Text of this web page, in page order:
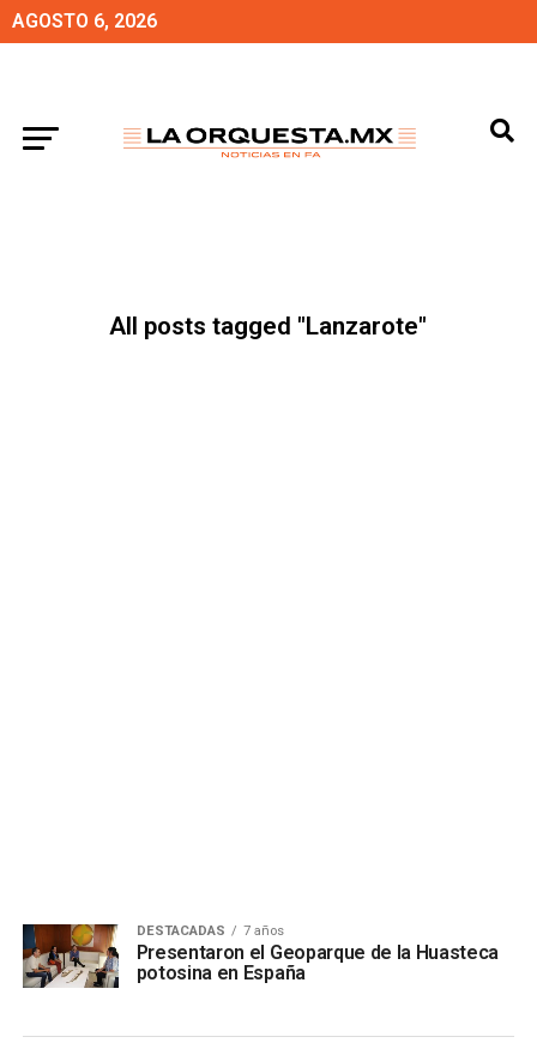
AGOSTO 6, 2026
All posts tagged "Lanzarote"
DESTACADAS 7 años
Presentaron el Geoparque de la Huasteca
potosina en España